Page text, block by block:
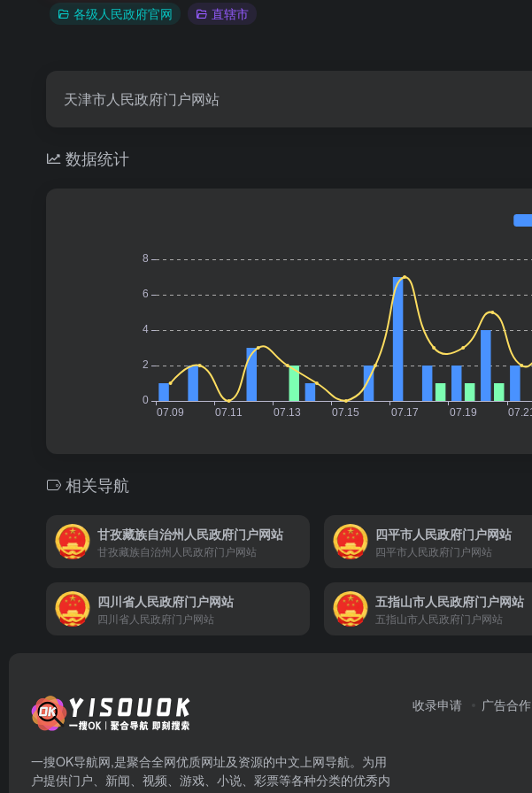
各级人民政府官网 直辖市
天津市人民政府门户网站
数据统计
相关导航
甘孜藏族自治州人民政府门户网站
甘孜藏族自治州人民政府门户网站
四平市人民政府门户网站
四平市人民政府门户网站
四川省人民政府门户网站
四川省人民政府门户网站
五指山市人民政府门户网站
五指山市人民政府门户网站
一搜OK导航网,是聚合全网优质网址及资源的中文上网导航。为用
户提供门户、新闻、视频、游戏、小说、彩票等各种分类的优秀内
收录申请 广告合作